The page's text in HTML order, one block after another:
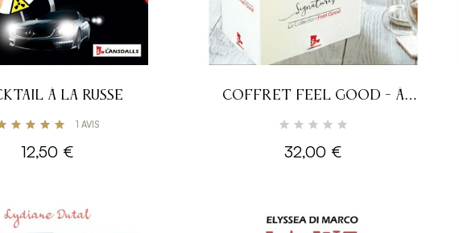
À LA RUSSE
1 AVIS
12,50 €
COFFRET FEEL GOOD - À
32,00 €